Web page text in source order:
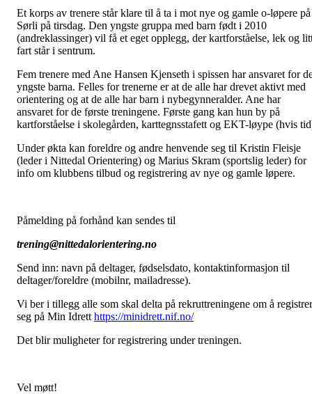
Et korps av trenere står klare til å ta i mot nye og gamle o-løpere på
Sørli på tirsdag. Den yngste gruppa med barn født i 2010
(andreklassinger) vil få et eget opplegg, der kartforståelse, lek og
fart står i sentrum.
Fem trenere med Ane Hansen Kjenseth i spissen har ansvaret for
yngste barna. Felles for trenerne er at de alle har drevet aktivt med
orientering og at de alle har barn i nybegynneralder. Ane har
ansvaret for de første treningene. Første gang kan hun by på
kartforståelse i skolegården, karttegnsstafett og EKT-løype (hvis
Under økta kan foreldre og andre henvende seg til Kristin Fleisje
(leder i Nittedal Orientering) og Marius Skram (sportslig leder) for
info om klubbens tilbud og registrering av nye og gamle løpere.
Påmelding på forhånd kan sendes til
trening@nittedalorientering.no
Send inn: navn på deltager, fødselsdato, kontaktinformasjon til
deltager/foreldre (mobilnr, mailadresse).
Vi ber i tillegg alle som skal delta på rekruttreningene om å
seg på Min Idrett https://minidrett.nif.no/
Det blir muligheter for registrering under treningen.
Vel møtt!